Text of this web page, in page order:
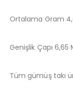
Ortalama Gram
Genişlik Çapı 6,65
Tüm gümüş takı